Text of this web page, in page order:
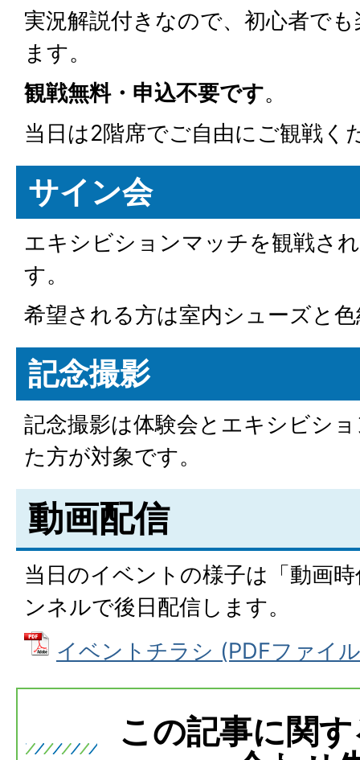
実況解説付きなので、初心者で
ます。
観戦無料・申込不要です。
当日は2階席でご自由にご観戦く
サイン会
エキシビションマッチを観戦さ
す。
希望される方は室内シューズと
記念撮影
記念撮影は体験会とエキシビシ
た方が対象です。
動画配信
当日のイベントの様子は「動画
ンネルで後日配信します。
イベントチラシ (PDFファイ
この記事に関